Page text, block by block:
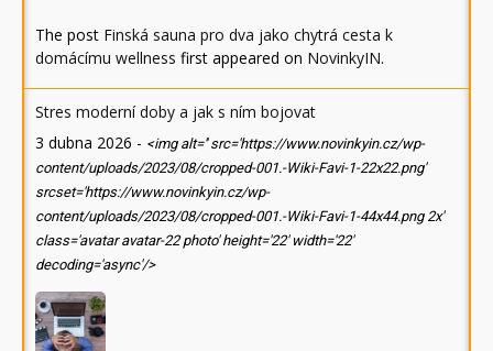
The post Finská sauna pro dva jako chytrá cesta k
domácímu wellness first appeared on NovinkyIN.
Stres moderní doby a jak s ním bojovat
3 dubna 2026 - <img alt='' src='https://www.novinkyin.cz/wp-
content/uploads/2023/08/cropped-001.-Wiki-Favi-1-22x22.png'
srcset='https://www.novinkyin.cz/wp-
content/uploads/2023/08/cropped-001.-Wiki-Favi-1-44x44.png 2x'
class='avatar avatar-22 photo' height='22' width='22'
decoding='async'/>